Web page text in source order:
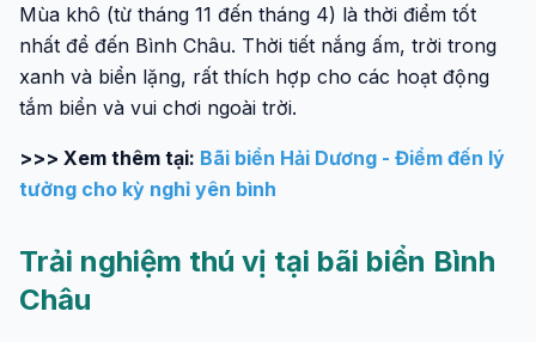
Mùa khô (từ tháng 11 đến tháng 4) là thời điểm tốt
nhất để đến Bình Châu. Thời tiết nắng ấm, trời trong
xanh và biển lặng, rất thích hợp cho các hoạt động
tắm biển và vui chơi ngoài trời.
>>> Xem thêm tại: Bãi biển Hải Dương - Điểm đến lý
tưởng cho kỳ nghỉ yên bình
Trải nghiệm thú vị tại bãi biển Bình
Châu